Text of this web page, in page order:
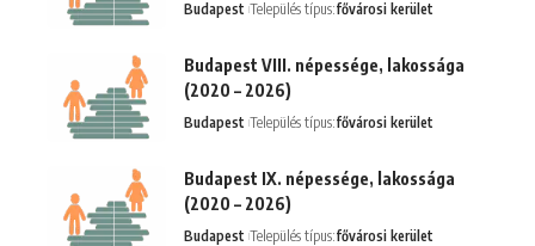
Budapest Település típus:fővárosi kerület
Budapest VIII. népessége, lakossága
(2020 – 2026)
Budapest Település típus:fővárosi kerület
Budapest IX. népessége, lakossága
(2020 – 2026)
Budapest Település típus:fővárosi kerület